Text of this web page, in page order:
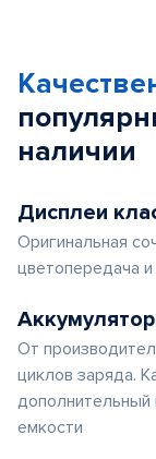
наличии
Дисплеи
Оригинальная
цветопередача
От
циклов заряда.
дополнительный
емкости